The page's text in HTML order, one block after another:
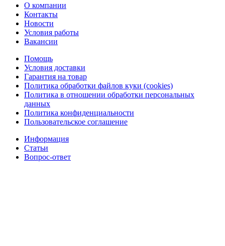
О компании
Контакты
Новости
Условия работы
Вакансии
Помощь
Условия доставки
Гарантия на товар
Политика обработки файлов куки (cookies)
Политика в отношении обработки персональных
данных
Политика конфиденциальности
Пользовательское соглашение
Информация
Статьи
Вопрос-ответ